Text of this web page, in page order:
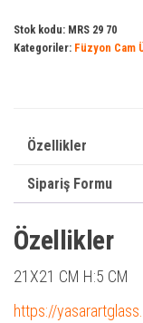
Stok kodu: MRS 29 70
Kategoriler: Füzyon Cam
Özellikler
Sipariş Formu
Özellikler
21X21 CM H:5 CM
https://